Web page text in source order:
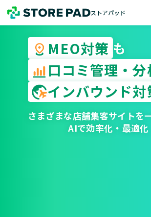
ストアパッド
MEO対策 も
口コミ管理・分
インバウンド対
さまざまな店舗集客サイトを
AIで効率化・最適化